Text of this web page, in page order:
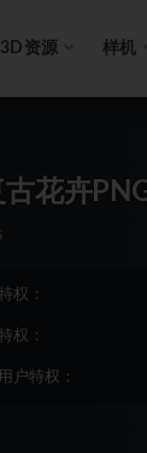
3D资源 样机
花卉
权：
权：
户特权：